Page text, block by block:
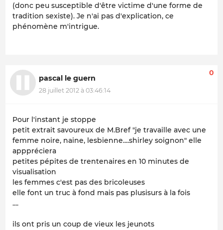
(donc peu susceptible d'être victime d'une forme de
tradition sexiste). Je n'ai pas d'explication, ce
phénomène m'intrigue.
pascal le guern
28 juillet 2012 à 03:46:14
0
Pour l'instant je stoppe
petit extrait savoureux de M.Bref "je travaille avec une
femme noire, naine, lesbienne....shirley soignon" elle
apppréciera
petites pépites de trentenaires en 10 minutes de
visualisation
les femmes c'est pas des bricoleuses
elle font un truc à fond mais pas plusisurs à la fois
....
ils ont pris un coup de vieux les jeunots